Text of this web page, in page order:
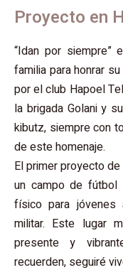
Proyecto en
“Idan por siempre”
familia para honrar
por el club Hapoel
la brigada Golani y
kibutz, siempre con
de este homenaje.
El primer proyecto
un campo de fútbol
físico para
militar. Este lugar
presente y
recuerden, seguiré